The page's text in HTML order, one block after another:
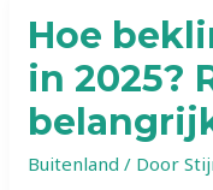
2025?
Route
en
belangrijkste
tips
Hoe
in 2025?
Buitenland / Door